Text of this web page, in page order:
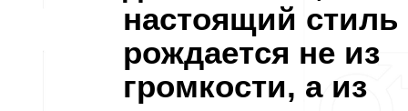
настоящий стиль
рождается не из
громкости, а из